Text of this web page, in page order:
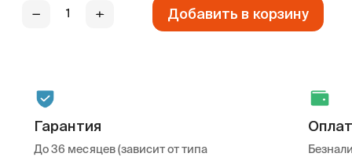
— + Добавить в корзину
Гарантия
До 36 месяцев (зависит от типа